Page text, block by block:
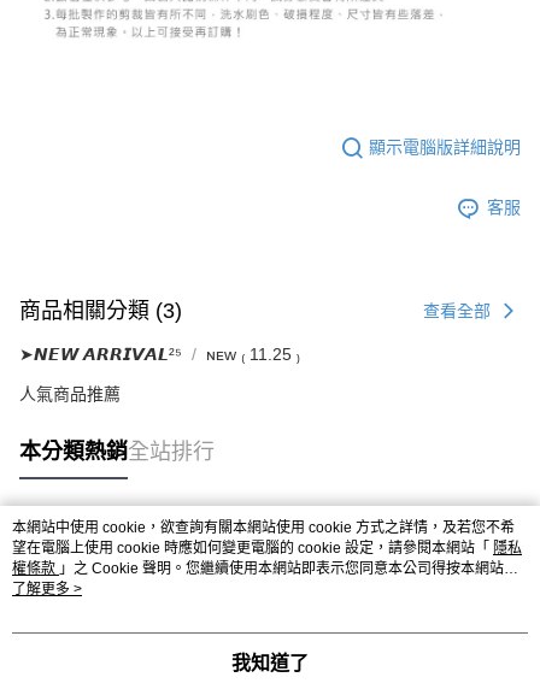
顯示電腦版詳細說明
客服
商品相關分類 (3) 查看全部
➤𝙉𝙀𝙒 𝘼𝙍𝙍𝙄𝙑𝘼𝙇²⁵ ɴᴇᴡ ₍ 11.25 ₎
人氣商品推薦
本分類熱銷全站排行
熱門標籤
本網站中使用 cookie，欲查詢有關本網站使用 cookie 方式之詳情，及若您不希
望在電腦上使用 cookie 時應如何變更電腦的 cookie 設定，請參閱本網站「 隱私
權條款 」之 Cookie 聲明。您繼續使用本網站即表示您同意本公司得按本網站使
用條款之 Cookie 聲明使用 cookie。
了解更多 >
我知道了